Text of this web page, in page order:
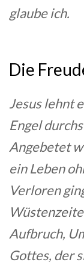
glaube ich.
Die
Jesus lehnt
Engel
Angebetet
ein Leben
Verloren
Aufbruch,
Gottes, der